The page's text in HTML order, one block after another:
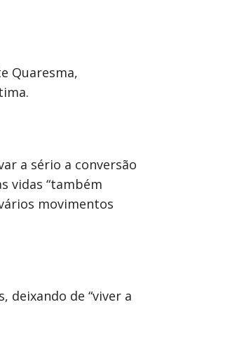
Quaresma,
a sério a conversão
vidas “também
movimentos
deixando de “viver a